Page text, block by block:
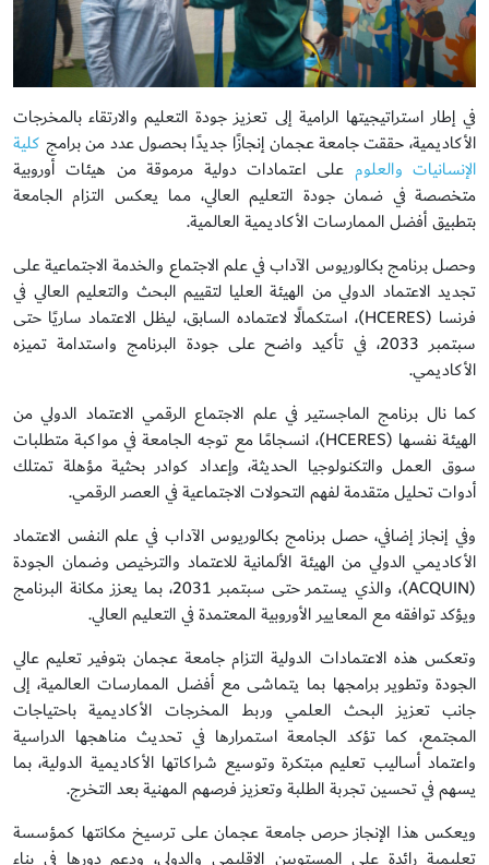
في إطار استراتيجيتها الرامية إلى تعزيز جودة التعليم والارتقاء بالمخرجات
الأكاديمية، حققت جامعة عجمان إنجازًا جديدًا بحصول عدد من برامج كلية
الإنسانيات والعلوم على اعتمادات دولية مرموقة من هيئات أوروبية
متخصصة في ضمان جودة التعليم العالي، مما يعكس التزام الجامعة
بتطبيق أفضل الممارسات الأكاديمية العالمية.
وحصل برنامج بكالوريوس الآداب في علم الاجتماع والخدمة الاجتماعية على
تجديد الاعتماد الدولي من الهيئة العليا لتقييم البحث والتعليم العالي في
فرنسا (HCERES)، استكمالًا لاعتماده السابق، ليظل الاعتماد ساريًا حتى
سبتمبر 2033، في تأكيد واضح على جودة البرنامج واستدامة تميزه
الأكاديمي.
كما نال برنامج الماجستير في علم الاجتماع الرقمي الاعتماد الدولي من
الهيئة نفسها (HCERES)، انسجامًا مع توجه الجامعة في مواكبة متطلبات
سوق العمل والتكنولوجيا الحديثة، وإعداد كوادر بحثية مؤهلة تمتلك
أدوات تحليل متقدمة لفهم التحولات الاجتماعية في العصر الرقمي.
وفي إنجاز إضافي، حصل برنامج بكالوريوس الآداب في علم النفس الاعتماد
الأكاديمي الدولي من الهيئة الألمانية للاعتماد والترخيص وضمان الجودة
(ACQUIN)، والذي يستمر حتى سبتمبر 2031، بما يعزز مكانة البرنامج
ويؤكد توافقه مع المعايير الأوروبية المعتمدة في التعليم العالي.
وتعكس هذه الاعتمادات الدولية التزام جامعة عجمان بتوفير تعليم عالي
الجودة وتطوير برامجها بما يتماشى مع أفضل الممارسات العالمية، إلى
جانب تعزيز البحث العلمي وربط المخرجات الأكاديمية باحتياجات
المجتمع، كما تؤكد الجامعة استمرارها في تحديث مناهجها الدراسية
واعتماد أساليب تعليم مبتكرة وتوسيع شراكاتها الأكاديمية الدولية، بما
يسهم في تحسين تجربة الطلبة وتعزيز فرصهم المهنية بعد التخرج.
ويعكس هذا الإنجاز حرص جامعة عجمان على ترسيخ مكانتها كمؤسسة
تعليمية رائدة على المستويين الإقليمي والدولي، ودعم دورها في بناء